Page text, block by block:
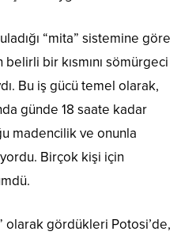
“mita” sistemine göre
bir kısmını sömürgeci
Bu iş gücü temel olarak,
günde 18 saate kadar
madencilik ve onunla
Birçok kişi için
olarak gördükleri Potosi’de,